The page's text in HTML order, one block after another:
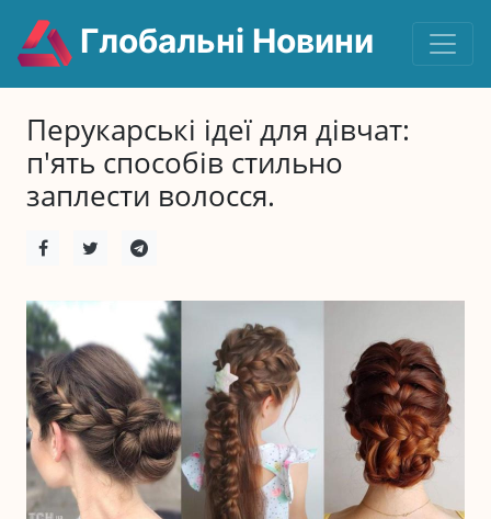
Глобальні Новини
Перукарські ідеї для дівчат:
п'ять способів стильно
заплести волосся.